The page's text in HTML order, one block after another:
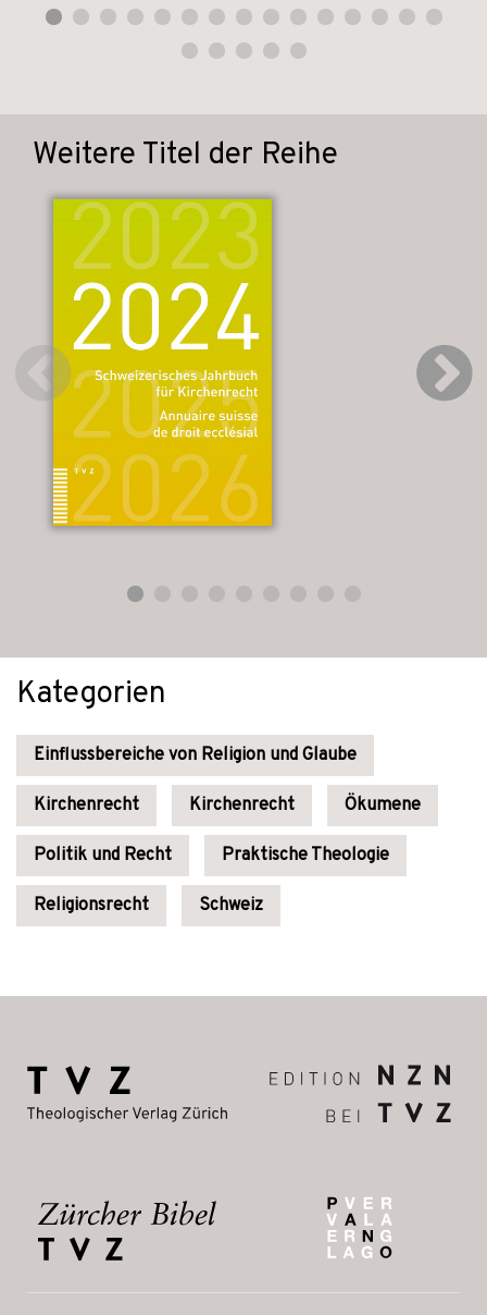
Weitere Titel der Reihe
Kategorien
Einflussbereiche von Religion und Glaube
Kirchenrecht Kirchenrecht Ökumene
Politik und Recht Praktische Theologie
Religionsrecht Schweiz